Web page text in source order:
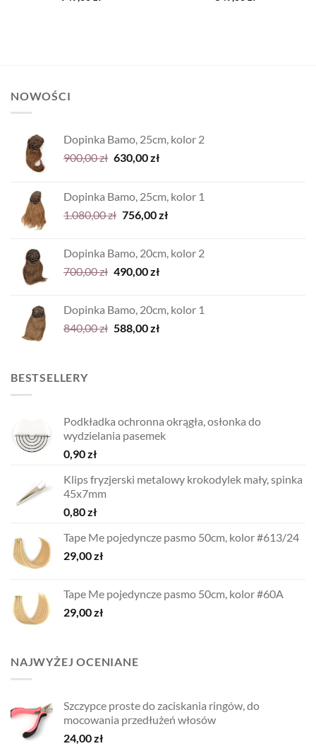
NOWOŚCI
Dopinka Bamo, 25cm, kolor 2
900,00zł Pierwotna
900,00 zł.
630,00złAktualna
630,00 zł.
Dopinka Bamo, 25cm, kolor 1
1.080,00zł Pierwotna
1.080,00 zł.
756,00złAktualna
756,00 zł.
Dopinka Bamo, 20cm, kolor 2
700,00zł Pierwotna
700,00 zł.
490,00złAktualna
490,00 zł.
Dopinka Bamo, 20cm, kolor 1
840,00zł Pierwotna
588,00złAktualna
BESTSELLERY
Podkładka ochronna okrągła, osłonka do
wydzielania pasemek
0,90zł
Klips fryzjerski metalowy krokodylek mały, spinka
45x7mm
0,80zł
Tape Me pojedyncze pasmo 50cm, kolor #613/24
29,00zł
Tape Me pojedyncze pasmo 50cm, kolor #60A
29,00zł
NAJWYŻEJ OCENIANE
Szczypce proste do zaciskania ringów, do
mocowania przedłużeń włosów
24,00zł